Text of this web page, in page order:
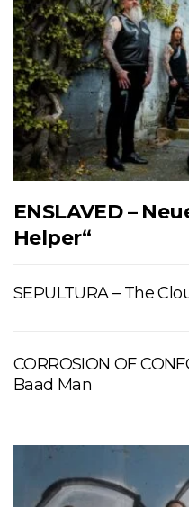
ENSLAVED –
Helper“
SEPULTURA – The
CORROSION OF
Baad Man